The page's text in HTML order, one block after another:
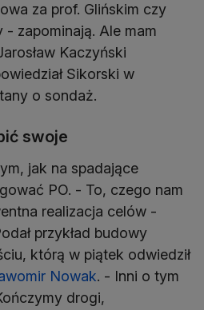
za prof. Glińskim czy
zapominają. Ale mam
Kaczyński
Sikorski w
o sondaż.
swoje
jak na spadające
PO. - To, czego nam
realizacja celów -
przykład budowy
którą w piątek odwiedził
Nowak. - Inni o tym
drogi,